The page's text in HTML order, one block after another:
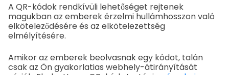
A QR-kódok rendkívüli lehetőséget rejtenek
magukban az emberek érzelmi hullámhosszon való
elköteleződésére és az elkötelezettség
elmélyítésére.
Amikor az emberek beolvasnak egy kódot, talán
csak az Ön gyakorlatias webhely-átirányítását